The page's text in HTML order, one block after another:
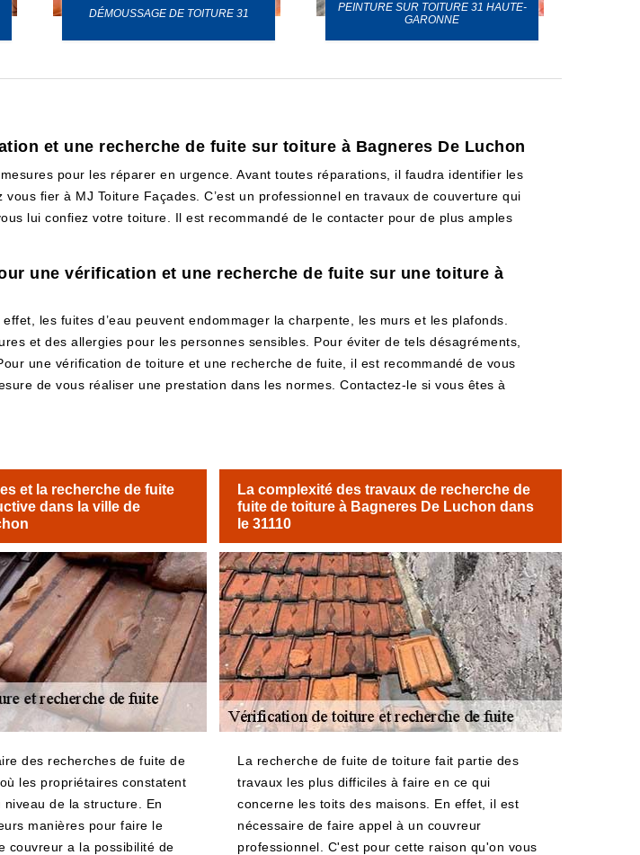
DÉMOUSSAGE DE TOITURE 31
PEINTURE SUR TOITURE 31 HAUTE-
GARONNE
et une recherche de fuite sur toiture à Bagneres De Luchon
pour les réparer en urgence. Avant toutes réparations, il faudra identifier les
fier à MJ Toiture Façades. C’est un professionnel en travaux de couverture qui
lui confiez votre toiture. Il est recommandé de le contacter pour de plus amples
une vérification et une recherche de fuite sur une toiture à
les fuites d’eau peuvent endommager la charpente, les murs et les plafonds.
et des allergies pour les personnes sensibles. Pour éviter de tels désagréments,
une vérification de toiture et une recherche de fuite, il est recommandé de vous
de vous réaliser une prestation dans les normes. Contactez-le si vous êtes à
et la recherche de fuite
dans la ville de
des recherches de fuite de
les propriétaires constatent
de la structure. En
manières pour faire le
couvreur a la possibilité de
La complexité des travaux de recherche de
fuite de toiture à Bagneres De Luchon dans
le 31110
La recherche de fuite de toiture fait partie des
travaux les plus difficiles à faire en ce qui
concerne les toits des maisons. En effet, il est
nécessaire de faire appel à un couvreur
professionnel. C'est pour cette raison qu'on vous